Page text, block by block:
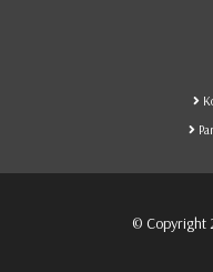
© Copyright